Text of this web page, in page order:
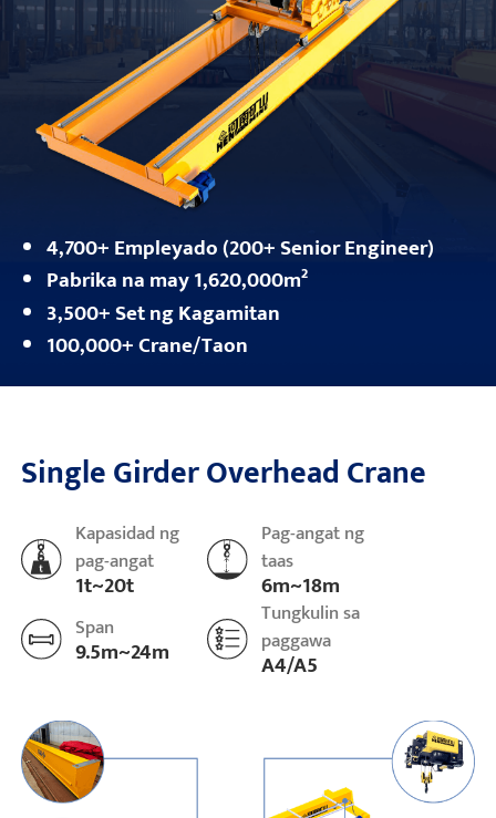
Mga Proyekto
Mga Aplikasyon
Tungkol sa atin
Makipag-ugnayan sa amin
4,700+ Empleyado (200+ Senior Engineer)
Pabrika na may 1,620,000m²
3,500+ Set ng Kagamitan
100,000+ Crane/Taon
Single Girder Overhead Crane
Kapasidad ng
pag-angat
1t~20t
Pag-angat ng
taas
6m~18m
Span
9.5m~24m
Tungkulin sa
paggawa
A4/A5